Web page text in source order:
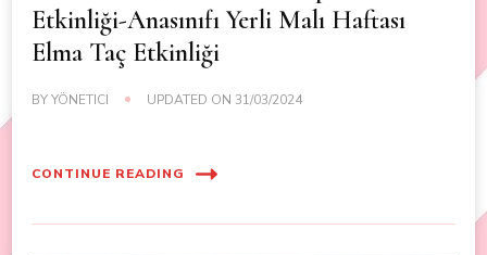
Etkinliği-Anasınıfı Yerli Malı Haftası
Elma Taç Etkinliği
BYYÖNETICI UPDATED ON 31/03/2024
CONTINUE READING